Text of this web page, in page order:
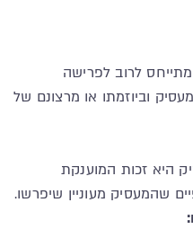
לרוב לפרישה
וביוזמתו או מרצונם של
היא זכות המוענקת
שהמעסיק מעוניין שיפרשו.